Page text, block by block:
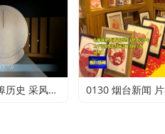
追溯烟台开埠历史 采风团走进烟台山开埠陈列馆